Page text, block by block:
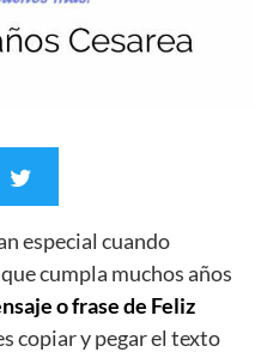
especial cuando
cumpla muchos años
o frase de Feliz
copiar y pegar el texto